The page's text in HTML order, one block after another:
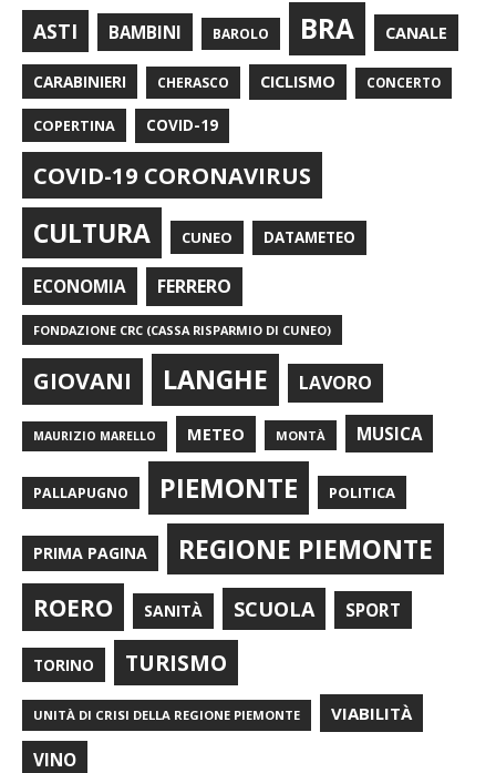
ASTI BAMBINI BAROLO BRA CANALE
CARABINIERI CHERASCO CICLISMO CONCERTO
COPERTINA COVID-19
COVID-19 CORONAVIRUS
CULTURA CUNEO DATAMETEO
ECONOMIA FERRERO
FONDAZIONE CRC (CASSA RISPARMIO DI CUNEO)
GIOVANI LANGHE LAVORO
MAURIZIO MARELLO METEO MONTÀ MUSICA
PALLAPUGNO PIEMONTE POLITICA
PRIMA PAGINA REGIONE PIEMONTE
ROERO SANITÀ SCUOLA SPORT
TORINO TURISMO
UNITÀ DI CRISI DELLA REGIONE PIEMONTE VIABILITÀ
VINO